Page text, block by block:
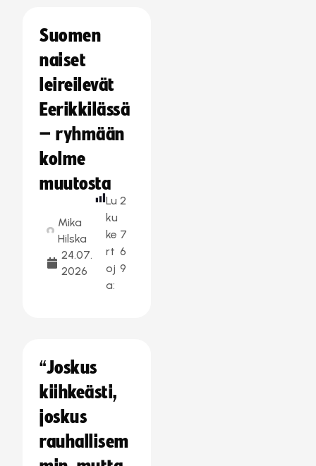
Suomen
naiset
leireilevät
Eerikkilässä
– ryhmään
kolme
muutosta
Mika
Hilska
24.07.
2026
Lu
ku
ke
rt
oj
a:
2
7
6
9
“Joskus
kiihkeästi,
joskus
rauhallisem